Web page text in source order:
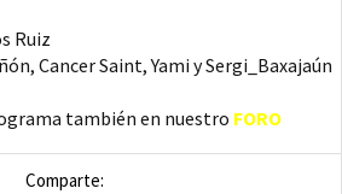
Ruiz
Cancer Saint, Yami y Sergi_Baxajaún
también en nuestro FORO
Comparte: